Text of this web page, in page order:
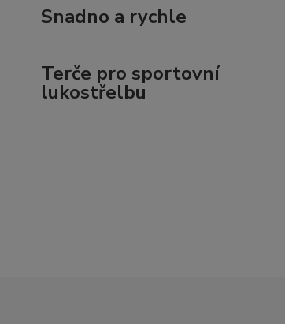
Snadno a rychle
Terče pro sportovní
lukostřelbu